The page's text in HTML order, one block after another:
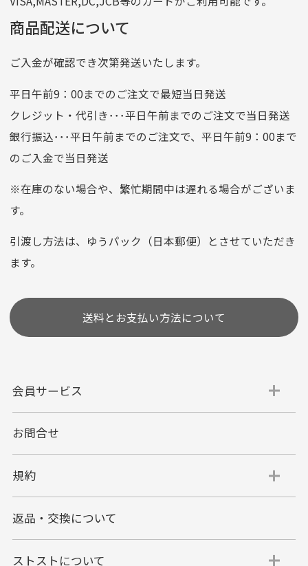
店名
四七八（読みヨンナナハチ）
店番
478
預金種目
普通預金
口座番号
0776226
口座名義
株式会社一条
クレジットカード
選びいただけない場合がございます。
代金引換
代引手数料一律400円
す。
代金引換でのお支払い方法は現金のみとなりま
す。
商品配送について
ご入金が確認でき次第発送いたします。
平日午前9：00までのご注文で最短当日発送
クレジット・代引き･･･平日午前までのご注文で当日発送
銀行振込･･･平日午前までのご注文で、平日午前9：00まで
のご入金で当日発送
※在庫のない場合や、繁忙期間中は遅れる場合がございま
す。
引渡し方法は、ゆうパック（日本郵便）とさせていただき
ます。
送料とお支払い方法について
会員サービス
お問合せ
規約
返品・交換について
ストストについて